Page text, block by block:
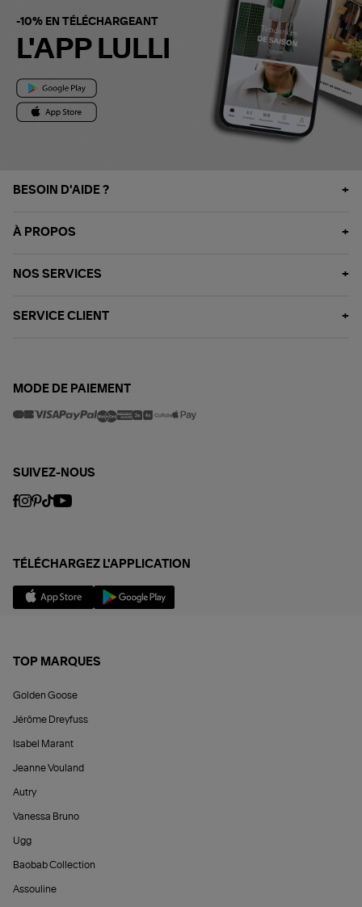
-10% EN TÉLÉCHARGEANT
L'APP LULLI
BESOIN D'AIDE ?
À PROPOS
NOS SERVICES
SERVICE CLIENT
MODE DE PAIEMENT
SUIVEZ-NOUS
TÉLÉCHARGEZ L'APPLICATION
TOP MARQUES
Golden Goose
Jérôme Dreyfuss
Isabel Marant
Jeanne Vouland
Autry
Vanessa Bruno
Ugg
Baobab Collection
Assouline